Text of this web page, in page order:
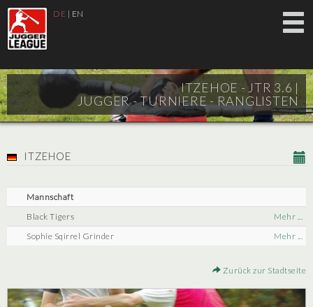
DE | EN
ITZEHOE - JTR 3.6 |
JUGGER - TURNIERE - RANGLISTEN
ITZEHOE
Mannschaft
Black Tigers
Mehr ...
Sophie Sqirrel Grinder
Mehr ...
Zurück zur Stadtseite